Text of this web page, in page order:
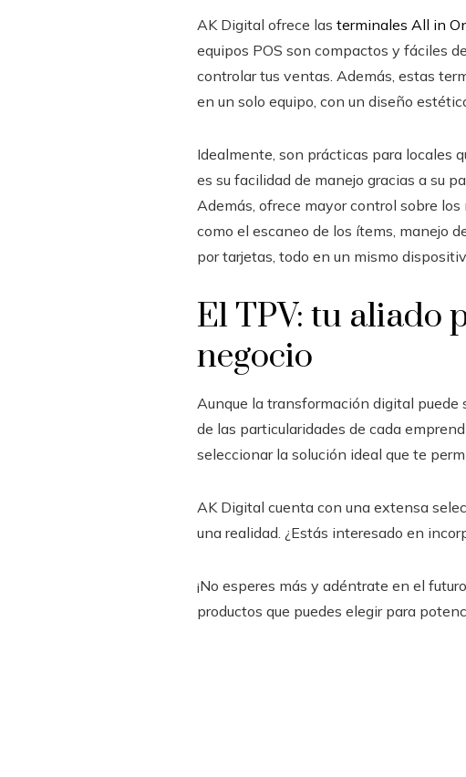
AK Digital ofrece las terminales All in
equipos POS son compactos y fáciles
controlar tus ventas. Además, estas
en un solo equipo, con un diseño
Idealmente, son prácticas para locales
es su facilidad de manejo gracias a su
Además, ofrece mayor control sobre
como el escaneo de los ítems, manejo
por tarjetas, todo en un mismo
El TPV: tu aliado
negocio
Aunque la transformación digital puede
de las particularidades de cada
seleccionar la solución ideal que te
AK Digital cuenta con una extensa
una realidad. ¿Estás interesado en
¡No esperes más y adéntrate en el
productos que puedes elegir para